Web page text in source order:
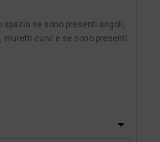
spazio se sono presenti angoli,
muretti curvi e se sono presenti